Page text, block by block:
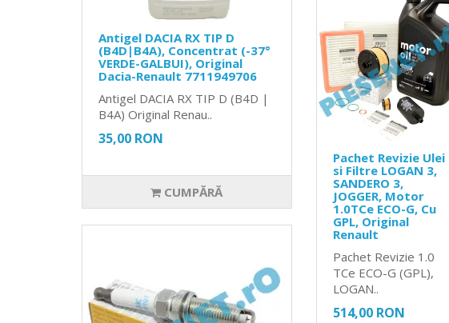
Antigel DACIA RX TIP D
(B4D|B4A), Concentrat (-37°
VERDE-GALBUI), Original
Dacia-Renault 7711949706
Antigel DACIA RX TIP D (B4D |
B4A) Original Renau..
35,00 RON
CUMPĂRĂ
Pachet Revizie Ulei
si Filtre LOGAN 3,
SANDERO 3,
JOGGER, Motor
1.0TCe ECO-G, Cu
GPL, Original
Renault
Pachet Revizie 1.0
TCe ECO-G (GPL),
LOGAN..
514,00 RON